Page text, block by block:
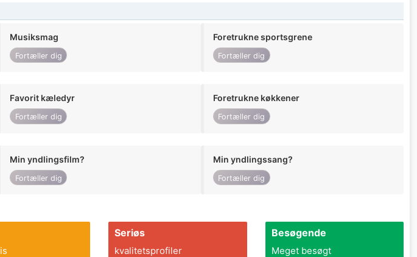
Musiksmag
Fortæller dig
Foretrukne sportsgrene
Fortæller dig
Favorit kæledyr
Fortæller dig
Foretrukne køkkener
Fortæller dig
Min yndlingsfilm?
Fortæller dig
Min yndlingssang?
Fortæller dig
Seriøs
kvalitetsprofiler
Besøgende
Meget besøgt